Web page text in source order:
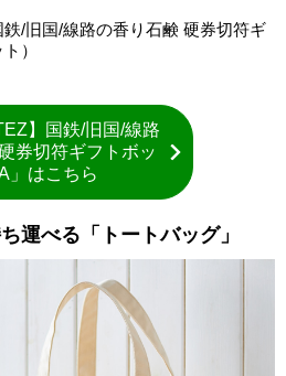
鉄/旧国/線路の香り石鹸 硬券切符ギ
）
】国鉄/旧国/線路
券切符ギフトボッ
」はこちら
運べる「トートバッグ」